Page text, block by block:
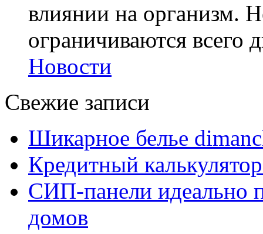
влиянии на организм.
ограничиваются всего
Новости
Свежие записи
Шикарное белье
Кредитный
СИП-панели идеально
домов